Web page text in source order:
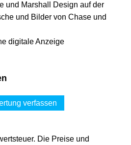
und Marshall Design auf der
und Bilder von Chase und
digitale Anzeige
verfassen
Die Preise und